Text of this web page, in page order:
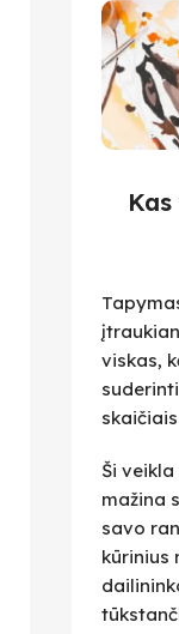
viskas,
Ši
mažina
savo
kūrinius